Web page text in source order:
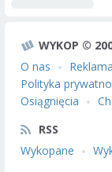
WYKOP ©
O nas
Reklama
Polityka
Osiągnięcia
RSS
Wykopane